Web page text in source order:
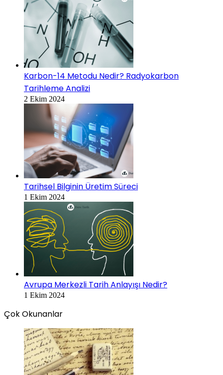
Karbon-14 Metodu Nedir? Radyokarbon
Tarihleme Analizi
2 Ekim 2024
Tarihsel Bilginin Üretim Süreci
1 Ekim 2024
Avrupa Merkezli Tarih Anlayışı Nedir?
1 Ekim 2024
Çok Okunanlar